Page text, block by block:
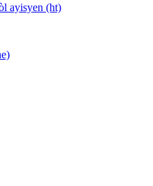
ayisyen (ht)